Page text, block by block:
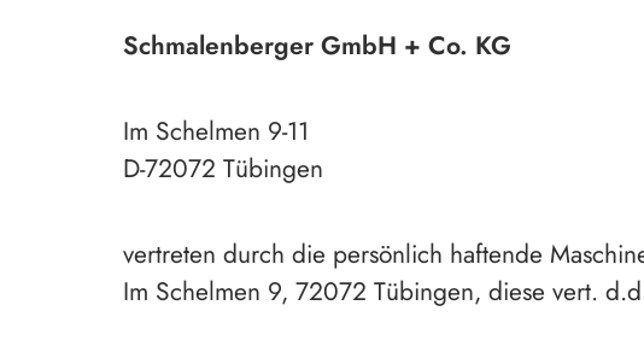
Schmalenberger GmbH + Co. KG
Im Schelmen 9-11
D-72072 Tübingen
vertreten durch die persönlich haftende
Im Schelmen 9, 72072 Tübingen, diese vert.